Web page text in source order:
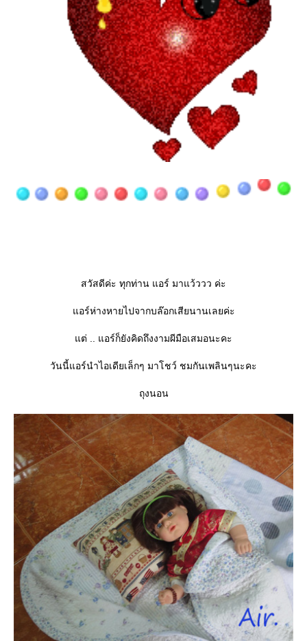
สวัสดีค่ะ ทุกท่าน แอร์ มาแว้ววว ค่ะ
อร์ห่างหายไปจากบล๊อกเสียนานเลยค่ะ
ต่ .. แอร์ก็ยังคิดถึงงามผีมือเสมอนะคะ
วันนี้แอร์นำไอเดียเล็กๆ มาโชว์ ชมกันเพลินๆนะคะ
ถุงนอน